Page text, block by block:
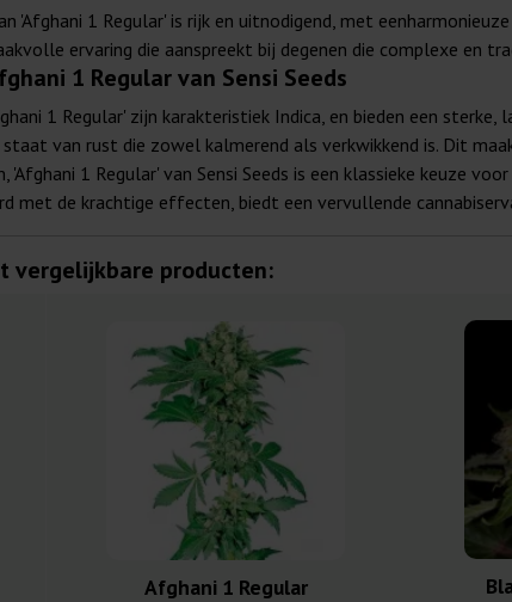
'Afghani 1 Regular' is rijk en uitnodigend, met
ervaring die aanspreekt bij degenen die complexe en
1 Regular van Sensi Seeds
1 Regular' zijn karakteristiek Indica, en bieden een
van rust die zowel kalmerend als verkwikkend is. Dit
'Afghani 1 Regular' van Sensi Seeds is een klassieke keuze
met de krachtige effecten, biedt een vervullende
vergelijkbare producten:
Afghani 1 Regular